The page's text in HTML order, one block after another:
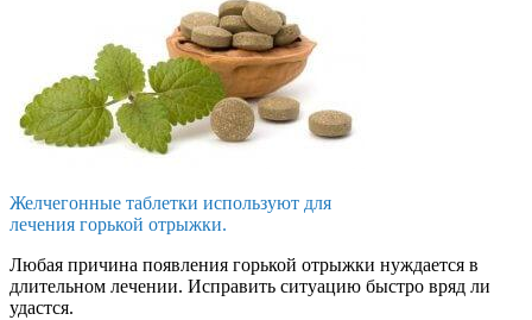
Желчегонные таблетки используют для
лечения горькой отрыжки.
Любая причина появления горькой отрыжки нуждается в
длительном лечении. Исправить ситуацию быстро вряд ли
удастся.